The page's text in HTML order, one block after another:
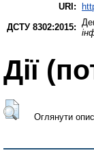
URI:
ДСТУ 8302:2015:
Дії
Оглянути